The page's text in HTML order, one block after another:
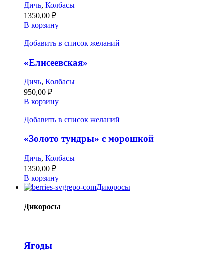
Дичь, Колбасы
1350,00 ₽
В корзину
Добавить в список желаний
«Елисеевская»
Дичь, Колбасы
950,00 ₽
В корзину
Добавить в список желаний
«Золото тундры» с морошкой
Дичь, Колбасы
1350,00 ₽
В корзину
Дикоросы
Дикоросы
Ягоды